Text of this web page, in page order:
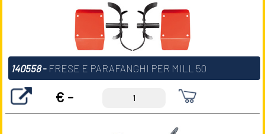
140558- FRESE E PARAFANGHI PER MILL 50
€ -